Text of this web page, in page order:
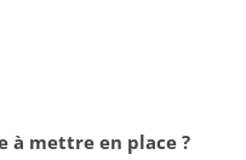
à mettre en place ?